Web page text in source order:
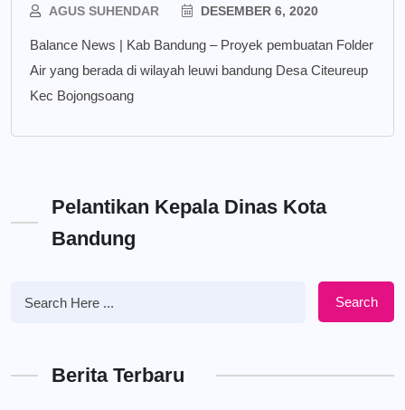
AGUS SUHENDAR DESEMBER 6, 2020
Balance News | Kab Bandung – Proyek pembuatan Folder
Air yang berada di wilayah leuwi bandung Desa Citeureup
Kec Bojongsoang
Pelantikan Kepala Dinas Kota
Bandung
Search
Berita Terbaru